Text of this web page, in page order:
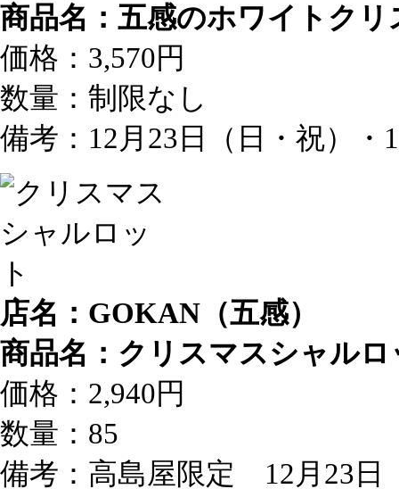
商品名：五感のホワイトクリ
価格：3,570円
数量：制限なし
備考：12月23日（日・祝）・
店名：GOKAN（五感）
商品名：クリスマスシャルロ
価格：2,940円
数量：85
備考：高島屋限定 12月23日